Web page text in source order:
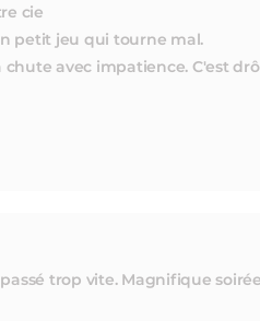
cie
petit jeu qui tourne mal.
avec impatience. C'est
trop vite. Magnifique soirée